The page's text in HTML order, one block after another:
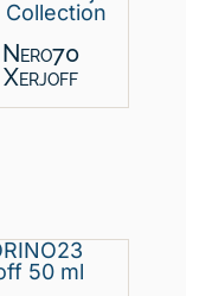
Nero70
Xerjoff